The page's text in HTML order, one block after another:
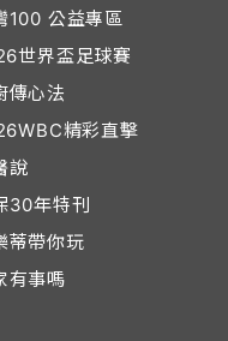
100 公益專區
世界盃足球賽
傳心法
精彩直擊
說
30年特刊
蒂帶你玩
有事嗎